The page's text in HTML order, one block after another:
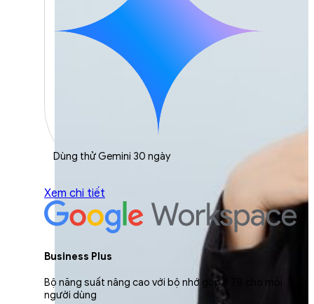
Dùng thử Gemini 30 ngày
Xem chi tiết
Business Plus
Bộ năng suất nâng cao với bộ nhớ gộp 5 TB cho mỗi
người dùng